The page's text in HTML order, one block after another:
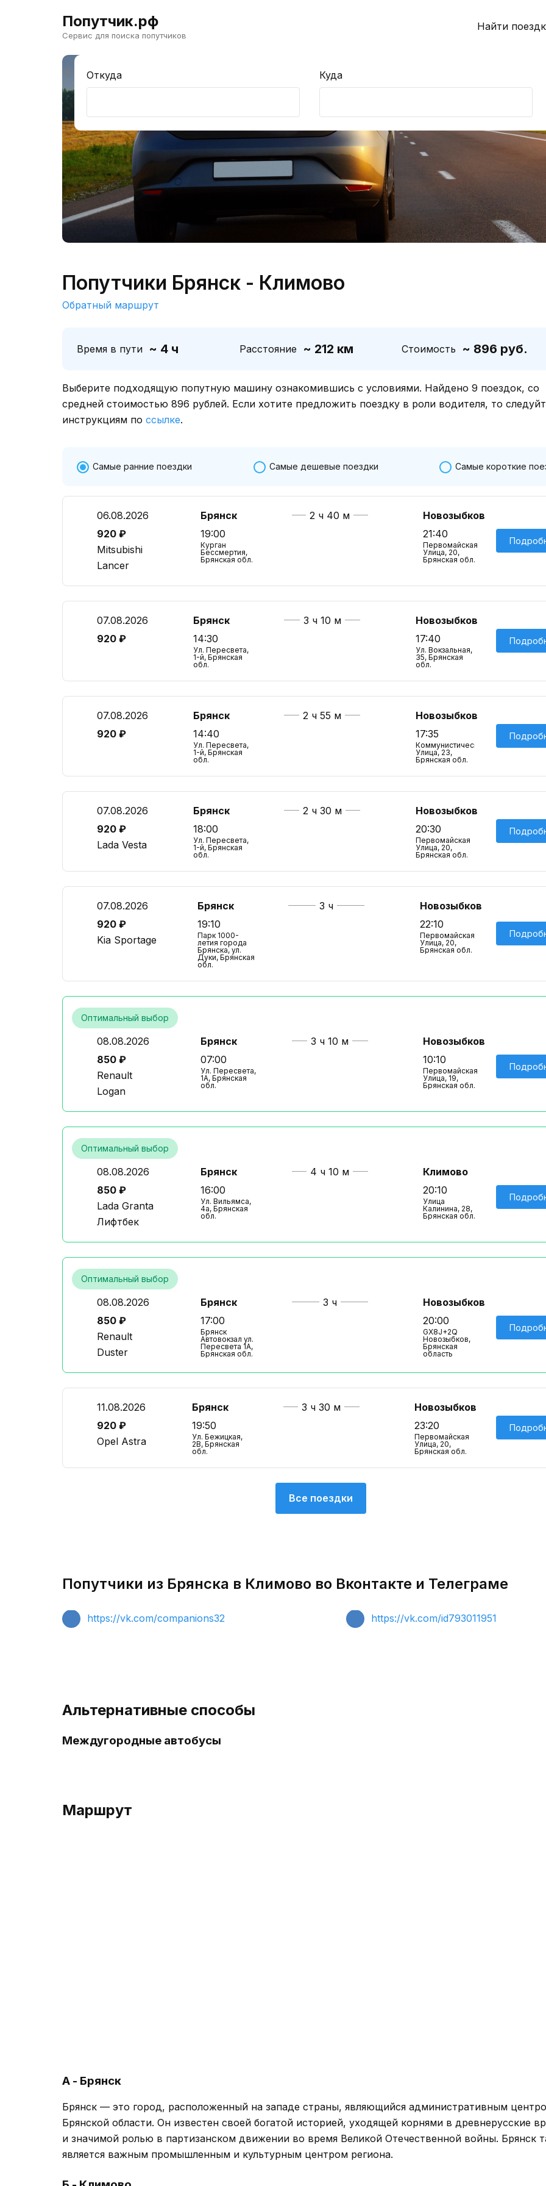
Попутчик.рф
Сервис для поиска попутчиков
Найти
Откуда Куда
Попутчики Брянск - Климово
Обратный маршрут
Время в пути ~ 4 ч Расстояние ~ 212 км Стоимость ~ 896 руб.
Выберите подходящую попутную машину ознакомившись с условиями. Найдено 9 поездок, со
средней стоимостью 896 рублей. Если хотите предложить поездку в роли водителя, то
инструкциям по ссылке.
Самые ранние поездки Самые дешевые поездки Самые короткие
06.08.2026
920 ₽
Mitsubishi
Lancer
Брянск
19:00
Курган
Бессмертия,
Брянская обл.
2 ч 40 м
Новозыбков
21:40
Первомайская
Улица, 20,
Брянская обл.
07.08.2026
920 ₽
Брянск
14:30
Ул. Пересвета,
1-й, Брянская
обл.
3 ч 10 м
Новозыбков
17:40
Ул. Вокзальная,
35, Брянская
обл.
07.08.2026
920 ₽
Брянск
14:40
Ул. Пересвета,
1-й, Брянская
обл.
2 ч 55 м
Новозыбков
17:35
Коммунистическая
Улица, 23,
Брянская обл.
07.08.2026
920 ₽
Lada Vesta
Брянск
18:00
Ул. Пересвета,
1-й, Брянская
обл.
2 ч 30 м
Новозыбков
20:30
Первомайская
Улица, 20,
Брянская обл.
07.08.2026
920 ₽
Kia Sportage
Брянск
19:10
Парк 1000-
летия города
Брянска, ул.
Дуки, Брянская
обл.
3 ч
Новозыбков
22:10
Первомайская
Улица, 20,
Брянская обл.
Оптимальный выбор
08.08.2026
850 ₽
Renault
Logan
Брянск
07:00
Ул. Пересвета,
1А, Брянская
обл.
3 ч 10 м
Новозыбков
10:10
Первомайская
Улица, 19,
Брянская обл.
Оптимальный выбор
08.08.2026
850 ₽
Lada Granta
Лифтбек
Брянск
16:00
Ул. Вильямса,
4а, Брянская
обл.
4 ч 10 м
Климово
20:10
Улица
Калинина, 28,
Брянская обл.
Оптимальный выбор
08.08.2026
850 ₽
Renault
Duster
Брянск
17:00
Брянск
Автовокзал ул.
Пересвета 1А,
Брянская обл.
3 ч
Новозыбков
20:00
GX8J+2Q
Новозыбков,
Брянская
область
11.08.2026
920 ₽
Opel Astra
Брянск
19:50
Ул. Бежицкая,
2В, Брянская
обл.
3 ч 30 м
Новозыбков
23:20
Первомайская
Улица, 20,
Брянская обл.
Все поездки
Попутчики из Брянска в Климово во Вконтакте и Телеграме
https://vk.com/companions32 https://vk.com/id793011951
Альтернативные способы
Междугородные автобусы
Маршрут
А - Брянск
Брянск — это город, расположенный на западе страны, являющийся административным
Брянской области. Он известен своей богатой историей, уходящей корнями в древнерусские
и значимой ролью в партизанском движении во время Великой Отечественной войны. Брянск
является важным промышленным и культурным центром региона.